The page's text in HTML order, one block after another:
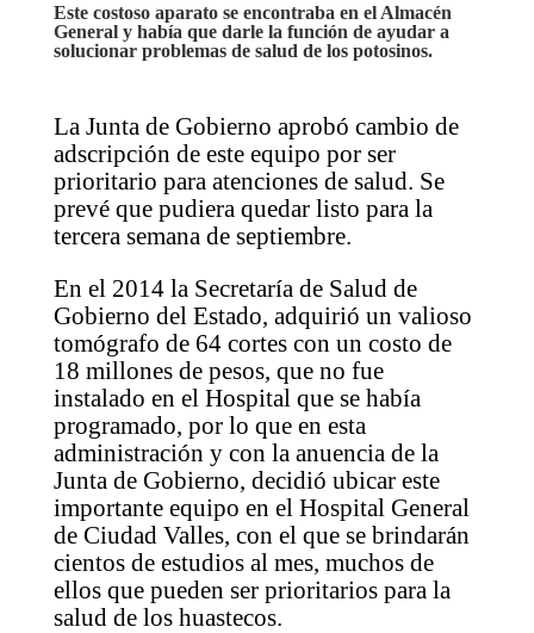
Este costoso aparato se encontraba en el Almacén
General y había que darle la función de ayudar a
solucionar problemas de salud de los potosinos.
La Junta de Gobierno aprobó cambio de
adscripción de este equipo por ser
prioritario para atenciones de salud. Se
prevé que pudiera quedar listo para la
tercera semana de septiembre.
En el 2014 la Secretaría de Salud de
Gobierno del Estado, adquirió un valioso
tomógrafo de 64 cortes con un costo de
18 millones de pesos, que no fue
instalado en el Hospital que se había
programado, por lo que en esta
administración y con la anuencia de la
Junta de Gobierno, decidió ubicar este
importante equipo en el Hospital General
de Ciudad Valles, con el que se brindarán
cientos de estudios al mes, muchos de
ellos que pueden ser prioritarios para la
salud de los huastecos.